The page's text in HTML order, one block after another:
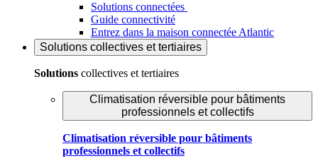
Solutions connectées
Guide connectivité
Entrez dans la maison connectée Atlantic
Solutions collectives et tertiaires
Solutions collectives et tertiaires
Climatisation réversible pour bâtiments
professionnels et collectifs
Climatisation réversible pour bâtiments
professionnels et collectifs